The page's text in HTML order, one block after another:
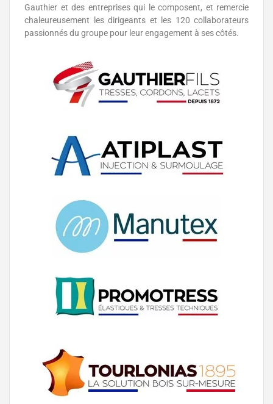
Gauthier et des entreprises qui le composent, et remercie
chaleureusement les dirigeants et les 120 collaborateurs
passionnés du groupe pour leur engagement à ses côtés.